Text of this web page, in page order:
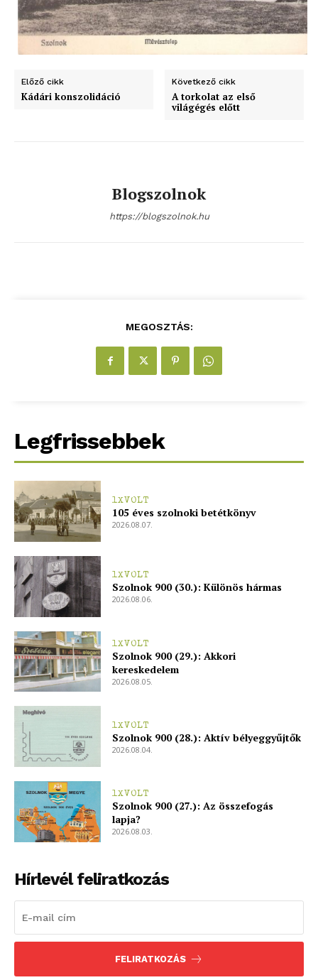
szubjektív élményportál
Hasznos
Adatkezelési tájékoztató
Hirdetés
Előző cikk
Kádári konszolidáció
Következő cikk
A torkolat az első
világégés előtt
Blogszolnok
https://blogszolnok.hu
MEGOSZTÁS:
Legfrissebbek
1XVOLT
105 éves szolnoki betétkönyv
2026.08.07.
1XVOLT
Szolnok 900 (30.): Különös hármas
2026.08.06.
1XVOLT
Szolnok 900 (29.): Akkori
kereskedelem
2026.08.05.
1XVOLT
Szolnok 900 (28.): Aktív bélyeggyűjtők
2026.08.04.
1XVOLT
Szolnok 900 (27.): Az összefogás
lapja?
2026.08.03.
Hírlevél feliratkozás
FELIRATKOZÁS